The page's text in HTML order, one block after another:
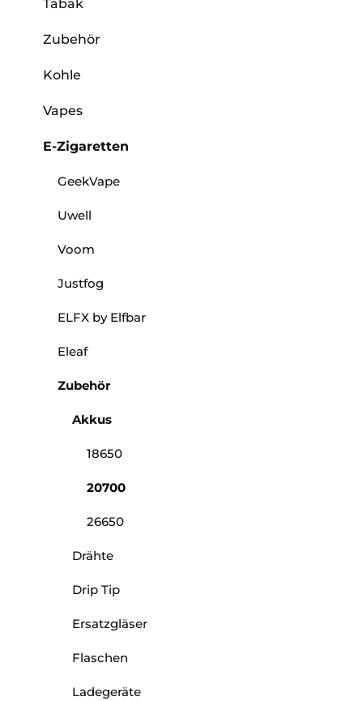
Tabak
Zubehör
Kohle
Vapes
E-Zigaretten
GeekVape
Uwell
Voom
Justfog
ELFX by Elfbar
Eleaf
Zubehör
Akkus
18650
20700
26650
Drähte
Drip Tip
Ersatzgläser
Flaschen
Ladegeräte